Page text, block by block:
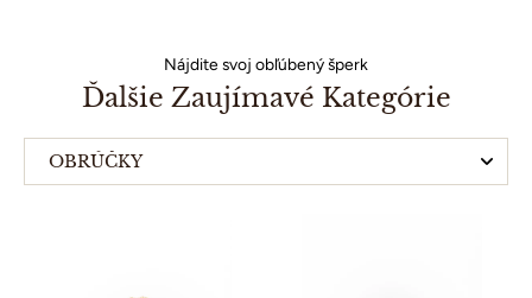
Nájdite svoj obľúbený šperk
Ďalšie Zaujímavé Kategórie
OBRÚČKY